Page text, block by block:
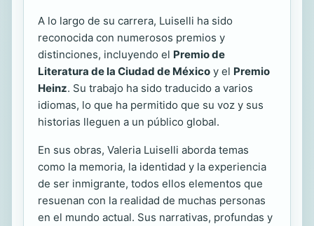
A lo largo de su carrera, Luiselli ha sido
reconocida con numerosos premios y
distinciones, incluyendo el Premio de
Literatura de la Ciudad de México y el Premio
Heinz. Su trabajo ha sido traducido a varios
idiomas, lo que ha permitido que su voz y sus
historias lleguen a un público global.
En sus obras, Valeria Luiselli aborda temas
como la memoria, la identidad y la experiencia
de ser inmigrante, todos ellos elementos que
resuenan con la realidad de muchas personas
en el mundo actual. Sus narrativas, profundas y